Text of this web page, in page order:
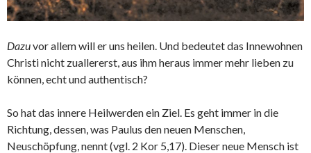
Dazuvor allem will er uns heilen. Und bedeutet das Innewohnen
Christi nicht zuallererst, aus ihm heraus immer mehr lieben zu
können, echt und authentisch?
So hat das innere Heilwerden ein Ziel. Es geht immer in die
Richtung, dessen, was Paulus den neuen Menschen,
Neuschöpfung, nennt (vgl. 2 Kor 5,17). Dieser neue Mensch ist